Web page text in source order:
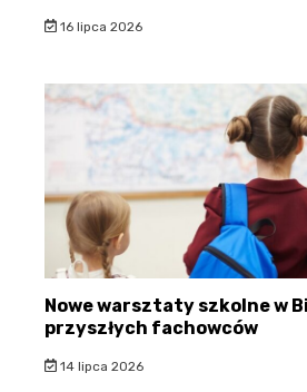
16 lipca 2026
Nowe warsztaty szkolne w
przyszłych fachowców
14 lipca 2026